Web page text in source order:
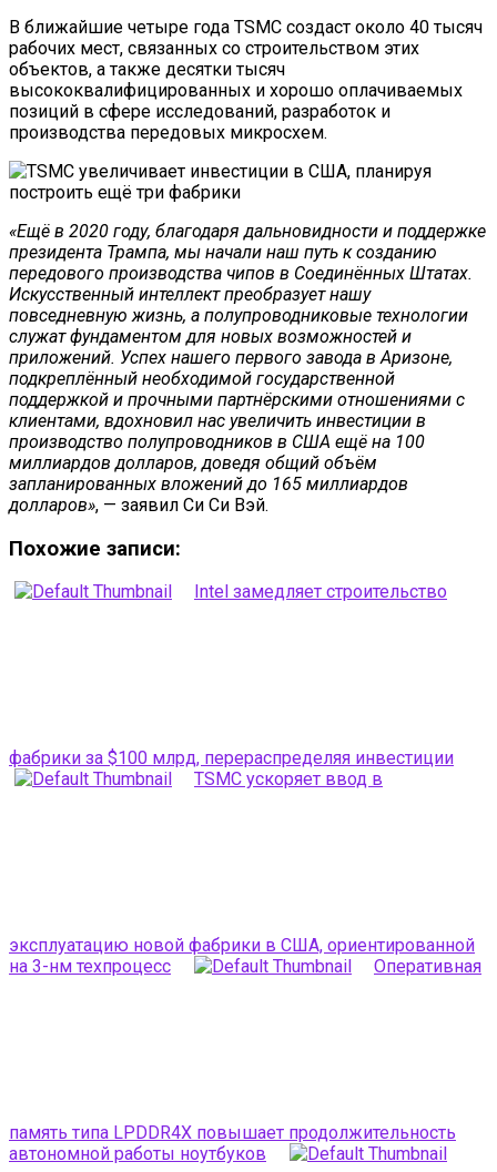
В ближайшие четыре года TSMC создаст около 40 тысяч
рабочих мест, связанных со строительством этих
объектов, а также десятки тысяч
высококвалифицированных и хорошо оплачиваемых
позиций в сфере исследований, разработок и
производства передовых микросхем.
«Ещё в 2020 году, благодаря дальновидности и поддержке
президента Трампа, мы начали наш путь к созданию
передового производства чипов в Соединённых Штатах.
Искусственный интеллект преобразует нашу
повседневную жизнь, а полупроводниковые технологии
служат фундаментом для новых возможностей и
приложений. Успех нашего первого завода в Аризоне,
подкреплённый необходимой государственной
поддержкой и прочными партнёрскими отношениями с
клиентами, вдохновил нас увеличить инвестиции в
производство полупроводников в США ещё на 100
миллиардов долларов, доведя общий объём
запланированных вложений до 165 миллиардов
долларов», — заявил Си Си Вэй.
Похожие записи:
Intel замедляет строительство
фабрики за $100 млрд, перераспределяя инвестиции
TSMC ускоряет ввод в
эксплуатацию новой фабрики в США, ориентированной
на 3-нм техпроцесс
Оперативная
память типа LPDDR4X повышает продолжительность
автономной работы ноутбуков